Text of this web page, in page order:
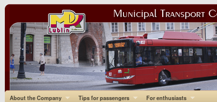
About the Company Tips for passengers For enthusiasts